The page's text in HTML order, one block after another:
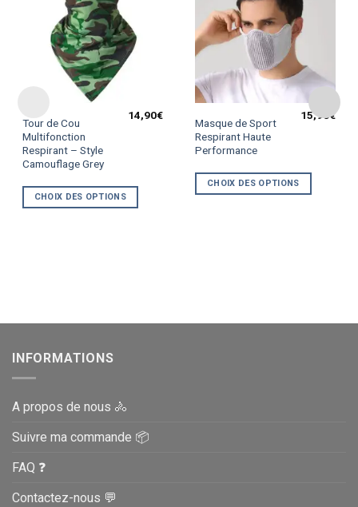
Tour de Cou
Multifonction
Respirant – Style
Camouflage Grey
14,90€
CHOIX DES OPTIONS
Ce
produit
a
plusieurs
variations.
Les
produit
Masque de Sport
Respirant Haute
Performance
15,90€
CHOIX DES OPTIONS
Ce
produit
a
variations.
INFORMATIONS
A propos de nous 🚴
Suivre ma commande 📦
FAQ ❓
Contactez-nous 💬